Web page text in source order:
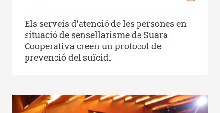
Els serveis d’atenció de les persones en
situació de sensellarisme de Suara
Cooperativa creen un protocol de
prevenció del suïcidi